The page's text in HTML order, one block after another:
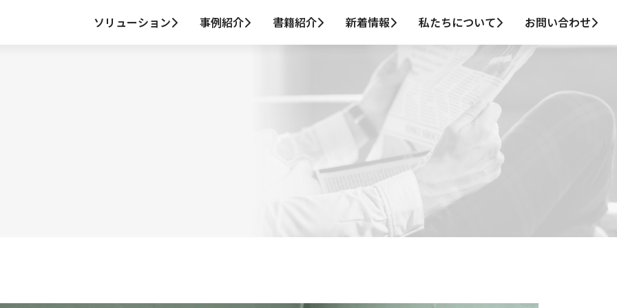
ソリューション 事例紹介 書籍紹介 新着情報 私たちについて お問い合わせ